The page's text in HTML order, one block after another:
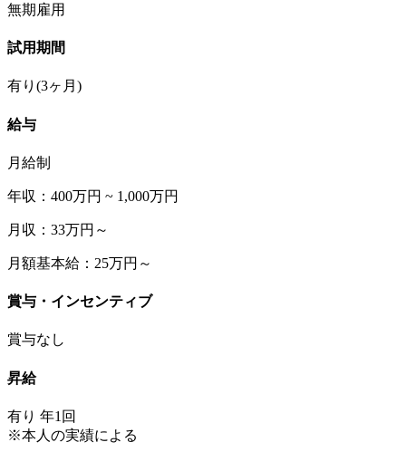
無期雇用
試用期間
有り(3ヶ月)
給与
月給制
年収：400万円 ~ 1,000万円
月収：33万円～
月額基本給：25万円～
賞与・インセンティブ
賞与なし
昇給
有り 年1回
※本人の実績による